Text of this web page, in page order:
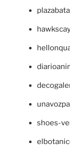
shoes-